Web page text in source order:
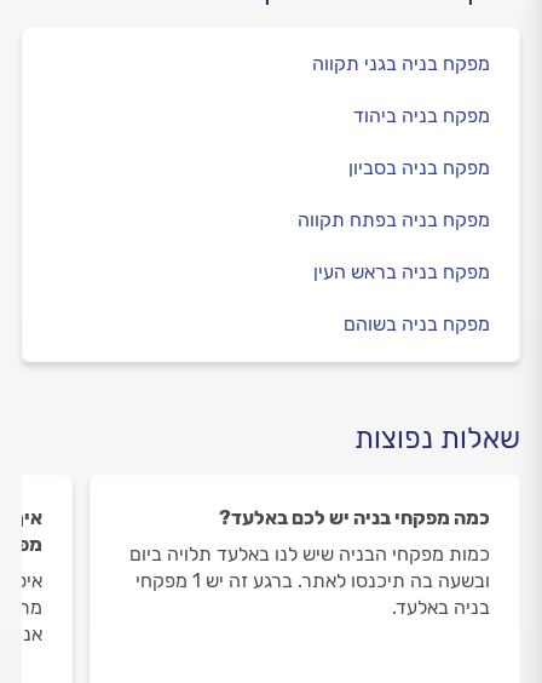
מפקח בניה בגני תקווה
מפקח בניה ביהוד
מפקח בניה בסביון
מפקח בניה בפתח תקווה
מפקח בניה בראש העין
מפקח בניה בשוהם
שאלות נפוצות
כמה מפקחי בניה יש לכם באלעד?
כמות מפקחי הבניה שיש לנו באלעד תלויה ביום
ובשעה בה תיכנסו לאתר. ברגע זה יש 1 מפקחי
בניה באלעד.
איך
אנו